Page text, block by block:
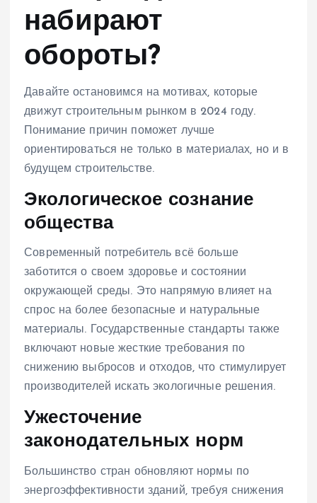
набирают
обороты?
Давайте остановимся на мотивах, которые
движут строительным рынком в 2024 году.
Понимание причин поможет лучше
ориентироваться не только в материалах, но и в
будущем строительстве.
Экологическое сознание
общества
Современный потребитель всё больше
заботится о своем здоровье и состоянии
окружающей среды. Это напрямую влияет на
спрос на более безопасные и натуральные
материалы. Государственные стандарты также
включают новые жесткие требования по
снижению выбросов и отходов, что стимулирует
производителей искать экологичные решения.
Ужесточение
законодательных норм
Большинство стран обновляют нормы по
энергоэффективности зданий, требуя снижения